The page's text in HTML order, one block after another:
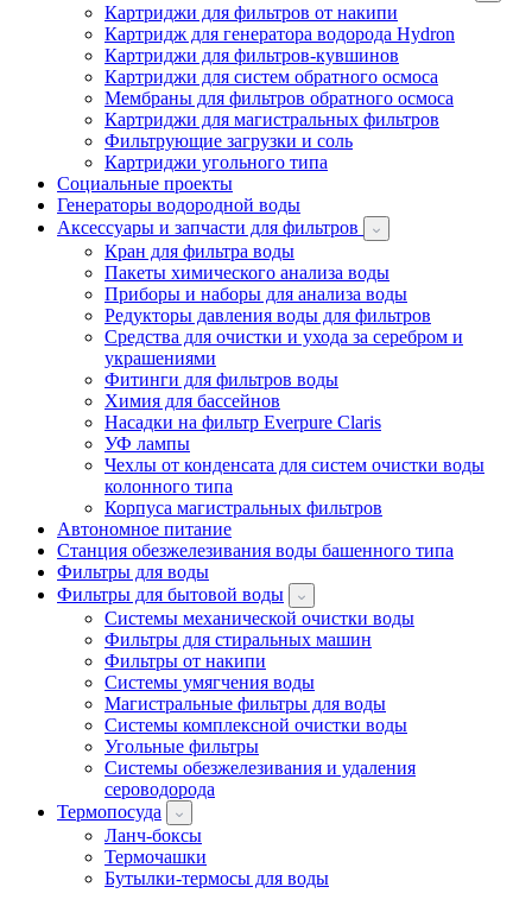
Картриджи для фильтров от накипи
Картридж для генератора водорода Hydron
Картриджи для фильтров-кувшинов
Картриджи для систем обратного осмоса
Мембраны для фильтров обратного осмоса
Картриджи для магистральных фильтров
Фильтрующие загрузки и соль
Картриджи угольного типа
Социальные проекты
Генераторы водородной воды
Аксессуары и запчасти для фильтров
Кран для фильтра воды
Пакеты химического анализа воды
Приборы и наборы для анализа воды
Редукторы давления воды для фильтров
Средства для очистки и ухода за серебром и
украшениями
Фитинги для фильтров воды
Химия для бассейнов
Насадки на фильтр Everpure Claris
УФ лампы
Чехлы от конденсата для систем очистки воды
колонного типа
Корпуса магистральных фильтров
Автономное питание
Станция обезжелезивания воды башенного типа
Фильтры для воды
Фильтры для бытовой воды
Системы механической очистки воды
Фильтры для стиральных машин
Фильтры от накипи
Системы умягчения воды
Магистральные фильтры для воды
Системы комплексной очистки воды
Угольные фильтры
Системы обезжелезивания и удаления
сероводорода
Термопосуда
Ланч-боксы
Термочашки
Бутылки-термосы для воды